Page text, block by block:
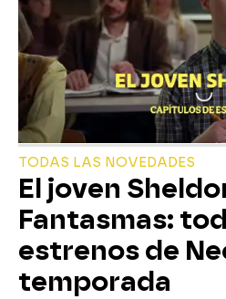
TODAS LAS NOVEDADES
El joven
Fantasmas:
estrenos de
temporada